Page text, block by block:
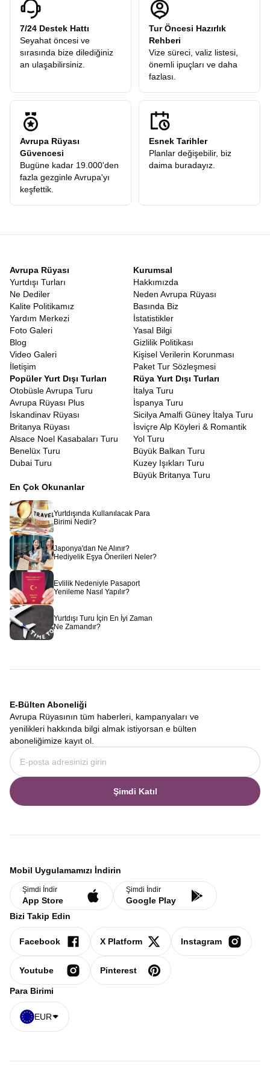
7/24 Destek Hattı
Seyahat öncesi ve
sırasında bize dilediğiniz
an ulaşabilirsiniz.
Tur Öncesi Hazırlık
Rehberi
Vize süreci, valiz listesi,
önemli ipuçları ve daha
fazlası.
Avrupa Rüyası
Güvencesi
Bugüne kadar 19.000'den
fazla gezginle Avrupa'yı
keşfettik.
Esnek Tarihler
Planlar değişebilir, biz
daima buradayız.
Avrupa Rüyası
Yurtdışı Turları
Ne Dediler
Kalite Politikamız
Yardım Merkezi
Foto Galeri
Blog
Video Galeri
İletişim
Kurumsal
Hakkımızda
Neden Avrupa Rüyası
Basında Biz
İstatistikler
Yasal Bilgi
Gizlilik Politikası
Kişisel Verilerin Korunması
Paket Tur Sözleşmesi
Popüler Yurt Dışı Turları
Otobüsle Avrupa Turu
Avrupa Rüyası Plus
İskandinav Rüyası
Britanya Rüyası
Alsace Noel Kasabaları Turu
Benelüx Turu
Dubai Turu
Rüya Yurt Dışı Turları
İtalya Turu
İspanya Turu
Sicilya Amalfi Güney İtalya Turu
İsviçre Alp Köyleri & Romantik
Yol Turu
Büyük Balkan Turu
Kuzey Işıkları Turu
Büyük Britanya Turu
En Çok Okunanlar
Yurtdışında Kullanılacak Para
Birimi Nedir?
Japonya'dan Ne Alınır?
Hediyelik Eşya Önerileri Neler?
Evlilik Nedeniyle Pasaport
Yenileme Nasıl Yapılır?
Yurtdışı Turu İçin En İyi Zaman
Ne Zamandır?
E-Bülten Aboneliği
Avrupa Rüyasının tüm haberleri, kampanyaları ve
yenilikleri hakkında bilgi almak istiyorsan e bülten
aboneliğimize kayıt ol.
Şimdi Katıl
Mobil Uygulamamızı İndirin
Şimdi İndir
App Store
Şimdi İndir
Google Play
Bizi Takip Edin
Facebook X Platform Instagram
Youtube Pinterest
Para Birimi
EUR